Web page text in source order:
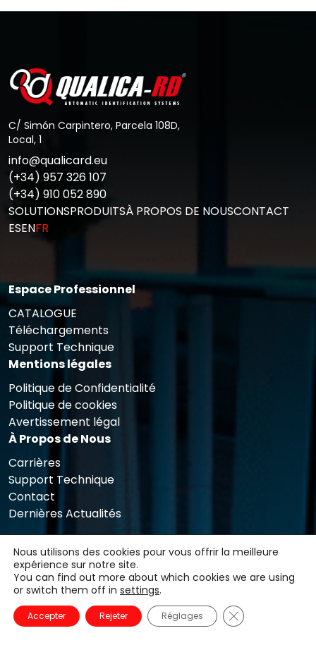
Aller au Post
C/ Simón Carpintero, Parcela 108D,
Local, 1
info@qualicard.eu
(+34) 957 326 107
(+34) 910 052 890
SOLUTIONSPRODUITSÀ PROPOS DE NOUSCONTACT
ESENFR
Espace Professionnel
CATALOGUE
Téléchargements
Support Technique
Mentions légales
Politique de Confidentialité
Politique de cookies
Avertissement légal
À Propos de Nous
Carrières
Support Technique
Contact
Dernières Actualités
Nous utilisons des cookies pour vous offrir la meilleure
expérience sur notre site.
You can find out more about which cookies we are using
or switch them off in settings.
Accepter Rejeter Réglages Fermer la